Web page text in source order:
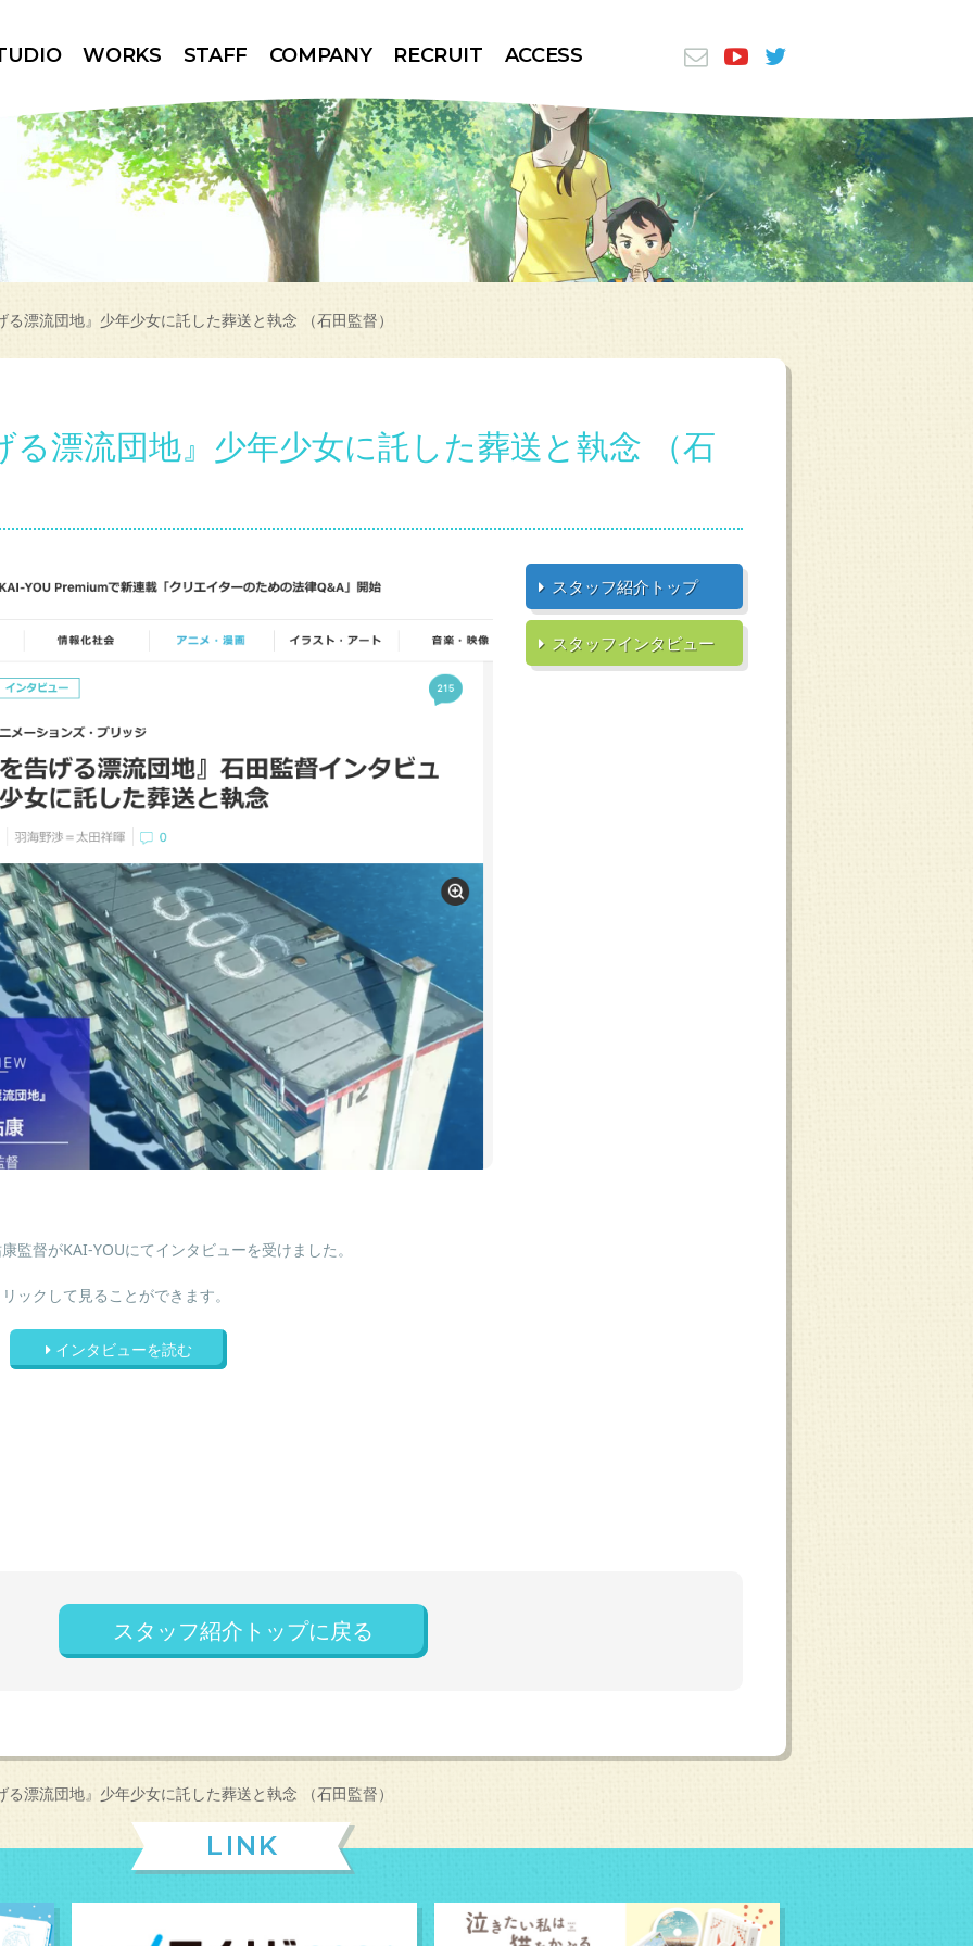
WORKS STAFF COMPANY RECRUIT ACCESS
る漂流団地』少年少女に託した葬送と執念 （石田監督）
る漂流団地』少年少女に託した葬送と執念 （石
監督がKAI-YOUにてインタビューを受けました。
ックして見ることができます。
インタビューを読む
スタッフ紹介トップ
スタッフインタビュー
スタッフ紹介トップに戻る
る漂流団地』少年少女に託した葬送と執念 （石田監督）
LINK